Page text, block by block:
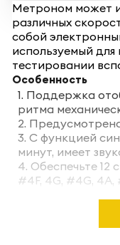
Метроном может
различных
собой
используемый
тестировании
Особенность
1. Поддержка
ритма
2.
3. С функцией
минут, имеет
4. Обеспечьте
#4F, 4G, #4G, 4A,